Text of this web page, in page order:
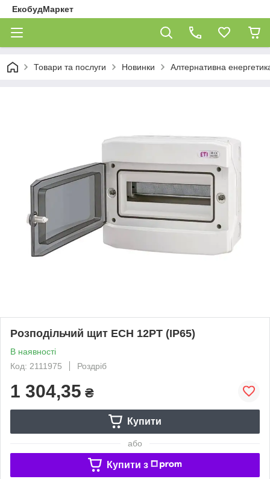
ЕкобудМаркет
Товари та послуги Новинки Алтернативна
Розподільчий щит ECH 12PT (IP65)
В наявності
Код: 2111975
Роздріб
1 304,35 ₴
Купити
або
Купити з